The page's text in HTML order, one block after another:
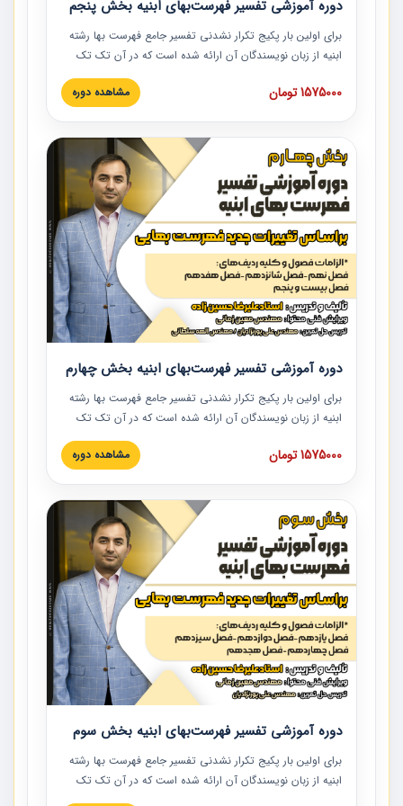
دوره آموزشی تفسیر فهرست‌بهای ابنیه بخش پنجم
برای اولین بار پکیج تکرار نشدنی تفسیر جامع فهرست بها رشته
ابنیه از زبان نویسندگان آن ارائه شده است که در آن تک تک
ردیف ها و مطالب فهرست بها تفسیر و ارائه شده است. این
دوره به صورت کامل تصویری بوده و به همراه تصاویر عملیات
دوره با کلام مهندس علیرضاحسین‌زاده مدیر پروژه مهندسی
مشاور در امر بازنگری فهرست بها رشته ابنیه ارائه شده و به تمام
همکارانی که در حوزه صنعت ساخت در حال فعالیت هستند حتما
توصیه می کنیم از مطالب این دوره استفاده نمایند.
1575000 تومان مشاهده دوره
دوره آموزشی تفسیر فهرست‌بهای ابنیه بخش چهارم
برای اولین بار پکیج تکرار نشدنی تفسیر جامع فهرست بها رشته
ابنیه از زبان نویسندگان آن ارائه شده است که در آن تک تک
ردیف ها و مطالب فهرست بها تفسیر و ارائه شده است. این
دوره به صورت کامل تصویری بوده و به همراه تصاویر عملیات
دوره با کلام مهندس علیرضاحسین‌زاده مدیر پروژه مهندسی
مشاور در امر بازنگری فهرست بها رشته ابنیه ارائه شده و به تمام
همکارانی که در حوزه صنعت ساخت در حال فعالیت هستند حتما
توصیه می کنیم از مطالب این دوره استفاده نمایند.
1575000 تومان مشاهده دوره
دوره آموزشی تفسیر فهرست‌بهای ابنیه بخش سوم
برای اولین بار پکیج تکرار نشدنی تفسیر جامع فهرست بها رشته
ابنیه از زبان نویسندگان آن ارائه شده است که در آن تک تک
ردیف ها و مطالب فهرست بها تفسیر و ارائه شده است. این